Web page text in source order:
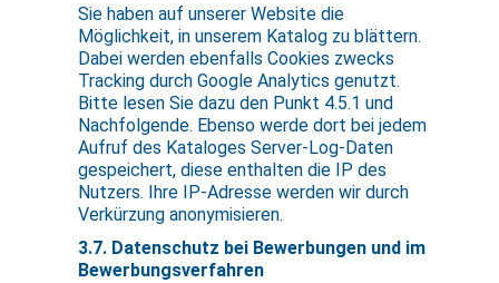
Sie haben auf unserer Website die
Möglichkeit, in unserem Katalog zu blättern.
Dabei werden ebenfalls Cookies zwecks
Tracking durch Google Analytics genutzt.
Bitte lesen Sie dazu den Punkt 4.5.1 und
Nachfolgende. Ebenso werde dort bei jedem
Aufruf des Kataloges Server-Log-Daten
gespeichert, diese enthalten die IP des
Nutzers. Ihre IP-Adresse werden wir durch
Verkürzung anonymisieren.
3.7. Datenschutz bei Bewerbungen und im
Bewerbungsverfahren